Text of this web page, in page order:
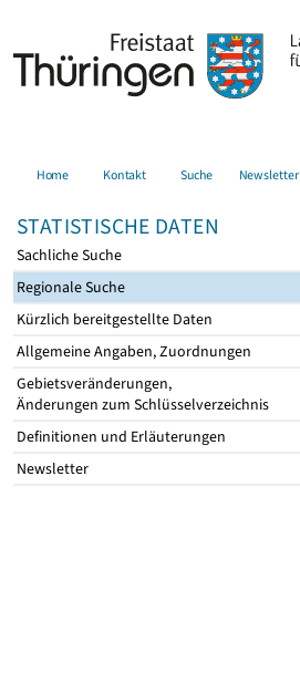
Home Kontakt Suche Newsletter
STATISTISCHE DATEN
Sachliche Suche
Regionale Suche
Kürzlich bereitgestellte Daten
Allgemeine Angaben, Zuordnungen
Gebietsveränderungen,
Änderungen zum Schlüsselverzeichnis
Definitionen und Erläuterungen
Newsletter